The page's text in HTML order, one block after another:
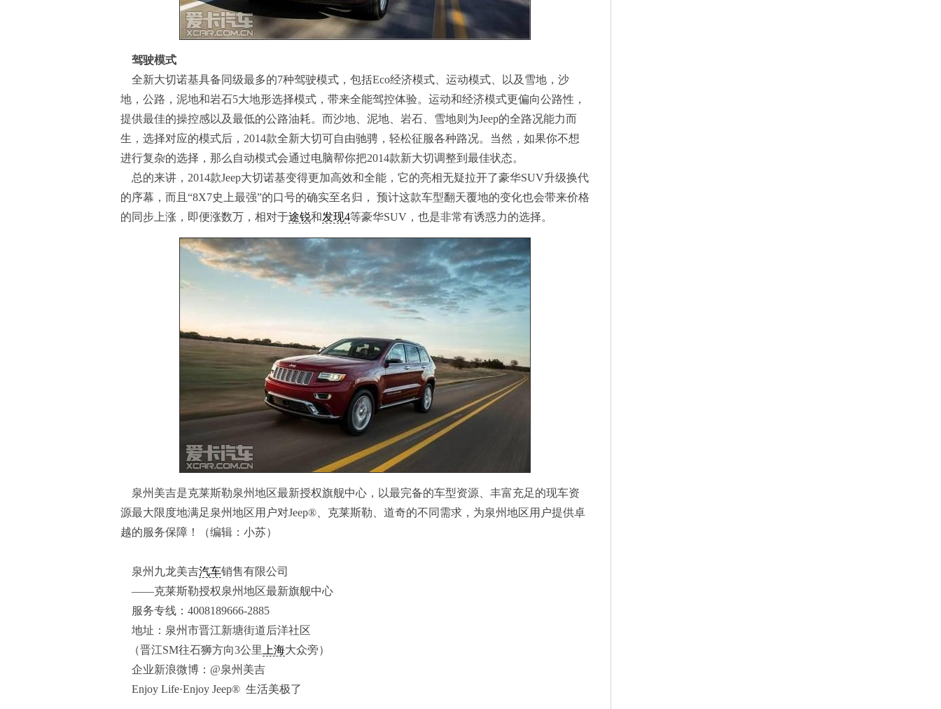
驾驶模式
全新大切诺基具备同级最多的7种驾驶模式，包括Eco经济模式、运动模式、以及雪地，沙
地，公路，泥地和岩石5大地形选择模式，带来全能驾控体验。运动和经济模式更偏向公路性，
提供最佳的操控感以及最低的公路油耗。而沙地、泥地、岩石、雪地则为Jeep的全路况能力而
生，选择对应的模式后，2014款全新大切可自由驰骋，轻松征服各种路况。当然，如果你不想
进行复杂的选择，那么自动模式会通过电脑帮你把2014款新大切调整到最佳状态。
总的来讲，2014款Jeep大切诺基变得更加高效和全能，它的亮相无疑拉开了豪华SUV升级换代
的序幕，而且“8X7史上最强”的口号的确实至名归， 预计这款车型翻天覆地的变化也会带来价格
的同步上涨，即便涨数万，相对于途锐和发现4等豪华SUV，也是非常有诱惑力的选择。
泉州美吉是克莱斯勒泉州地区最新授权旗舰中心，以最完备的车型资源、丰富充足的现车资
源最大限度地满足泉州地区用户对Jeep®、克莱斯勒、道奇的不同需求，为泉州地区用户提供卓
越的服务保障！（编辑：小苏）
泉州九龙美吉汽车销售有限公司
——克莱斯勒授权泉州地区最新旗舰中心
服务专线：4008189666-2885
地址：泉州市晋江新塘街道后洋社区
（晋江SM往石狮方向3公里 上海大众旁）
企业新浪微博：@泉州美吉
Enjoy Life·Enjoy Jeep® 生活美极了